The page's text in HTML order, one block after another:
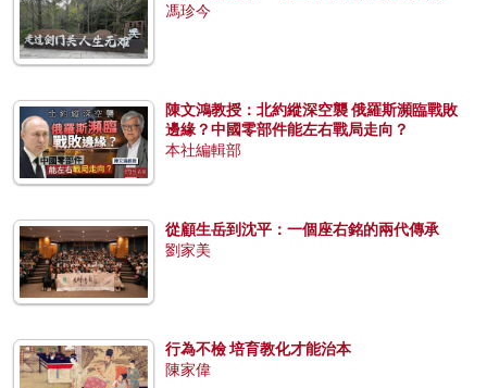
馮珍今
陳文鴻教授：北約縱深空襲 俄羅斯瀕臨戰敗
邊緣？中國零部件能左右戰局走向？
本社編輯部
從顧生岳到沈平：一個座右銘的兩代傳承
劉家美
行為不檢 培育教化才能治本
陳家偉